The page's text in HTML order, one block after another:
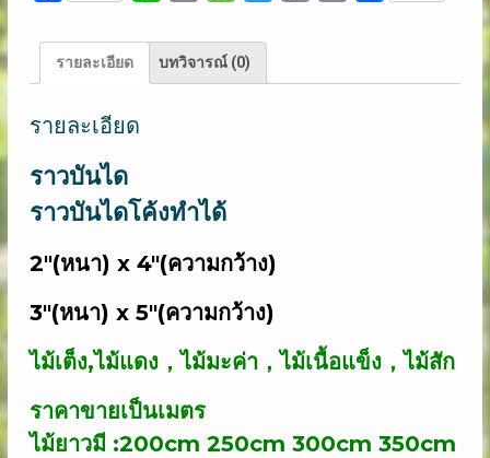
รายละเอียด บทวิจารณ์ (0)
รายละเอียด
ราวบันได
ราวบันไดโค้งทำได้
2″(หนา) x 4″(ความกว้าง)
3″(หนา) x 5″(ความกว้าง)
ไม้เต็ง,ไม้แดง，ไม้มะค่า，ไม้เนื้อแข็ง，ไม้สัก
ราคาขายเป็นเมตร
ไม้ยาวมี :200cm 250cm 300cm 350cm